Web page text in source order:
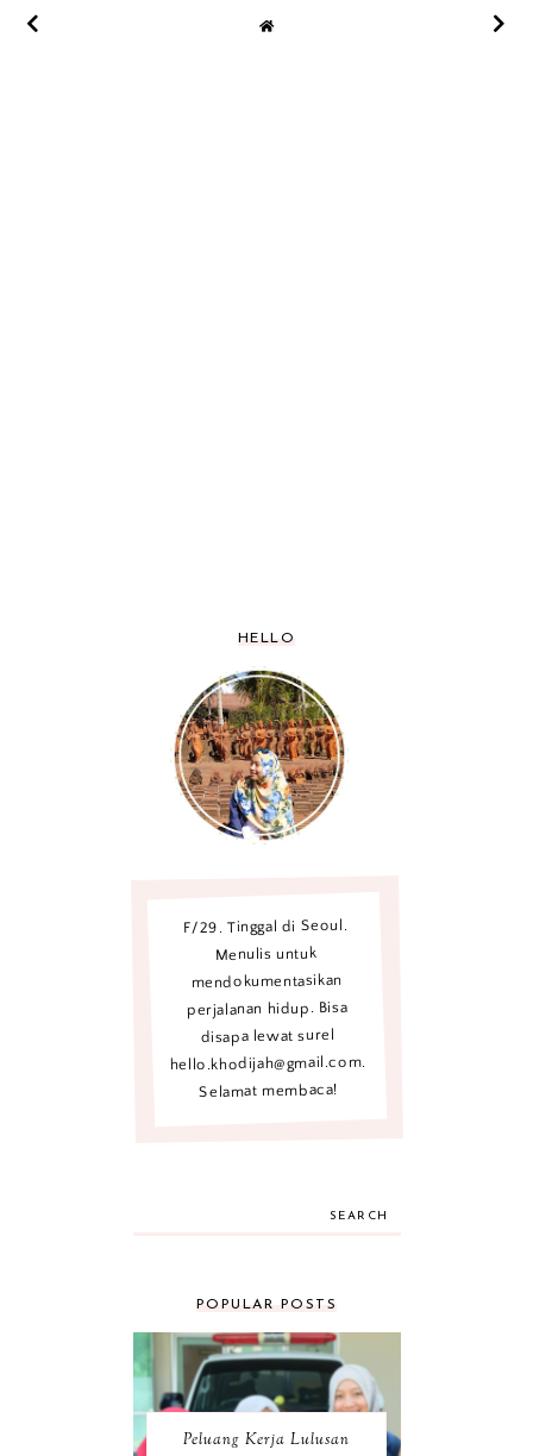
HELLO
F/29. Tinggal di Seoul.
Menulis untuk
mendokumentasikan
perjalanan hidup. Bisa
disapa lewat surel
hello.khodijah@gmail.com.
Selamat membaca!
SEARCH
POPULAR POSTS
Peluang Kerja Lulusan